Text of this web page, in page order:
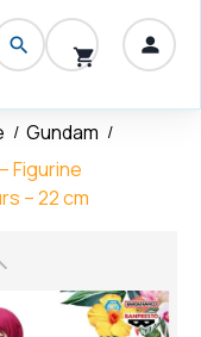
Gundam
Figurine
– 22 cm